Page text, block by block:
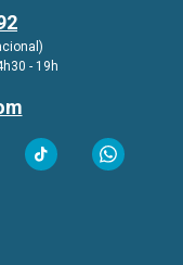
- 19h